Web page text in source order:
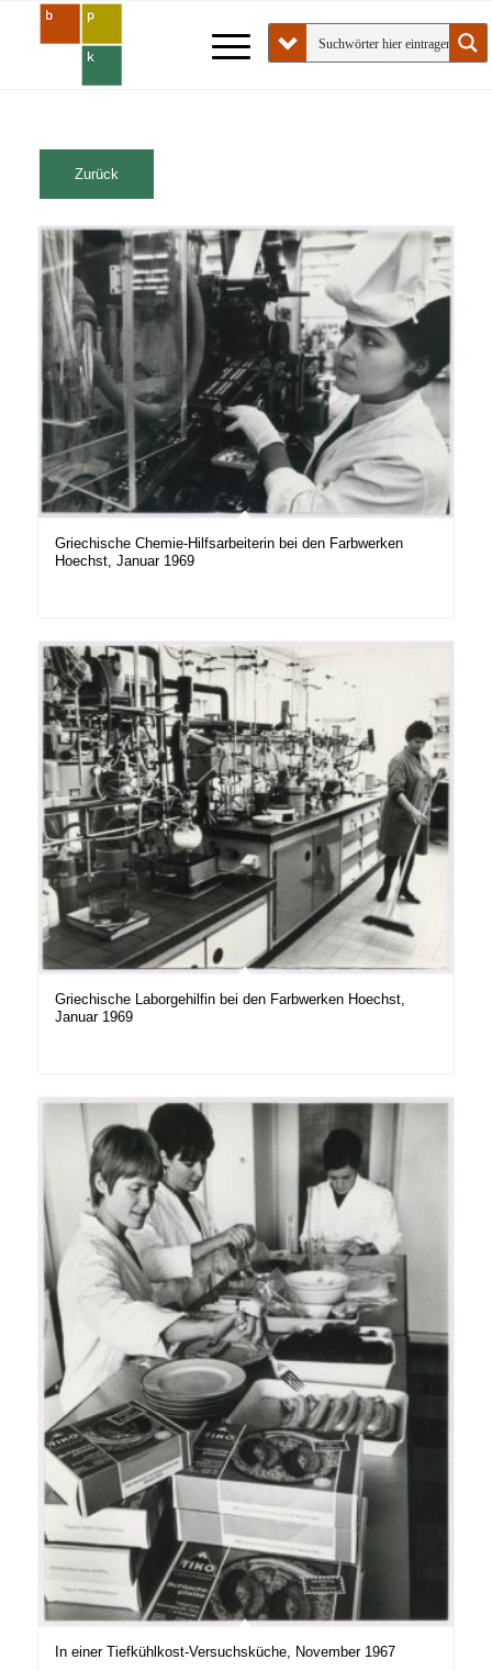
Griechische Chemie-Hilfsarbeiterin bei den Farbwerken
Hoechst, Januar 1969
Griechische Laborgehilfin bei den Farbwerken Hoechst,
Januar 1969
In einer Tiefkühlkost-Versuchsküche, November 1967